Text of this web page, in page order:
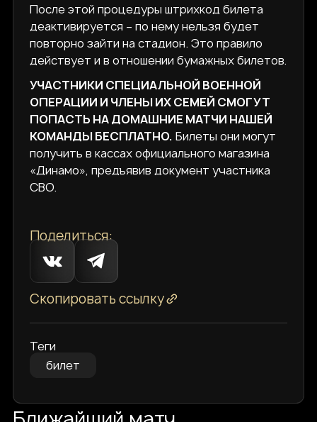
После этой процедуры штрихкод билета
деактивируется – по нему нельзя будет
повторно зайти на стадион. Это правило
действует и в отношении бумажных билетов.
УЧАСТНИКИ СПЕЦИАЛЬНОЙ ВОЕННОЙ
ОПЕРАЦИИ И ЧЛЕНЫ ИХ СЕМЕЙ СМОГУТ
ПОПАСТЬ НА ДОМАШНИЕ МАТЧИ НАШЕЙ
КОМАНДЫ БЕСПЛАТНО. Билеты они могут
получить в кассах официального магазина
«Динамо», предъявив документ участника
СВО.
Поделиться:
Скопировать ссылку
Теги
билет